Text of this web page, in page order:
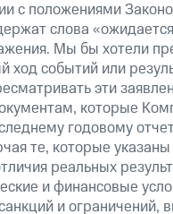
с положениями
слова
Мы бы хотели
событий или
эти
которые
годовому
те, которые
реальных
и финансовые
и ограничений,